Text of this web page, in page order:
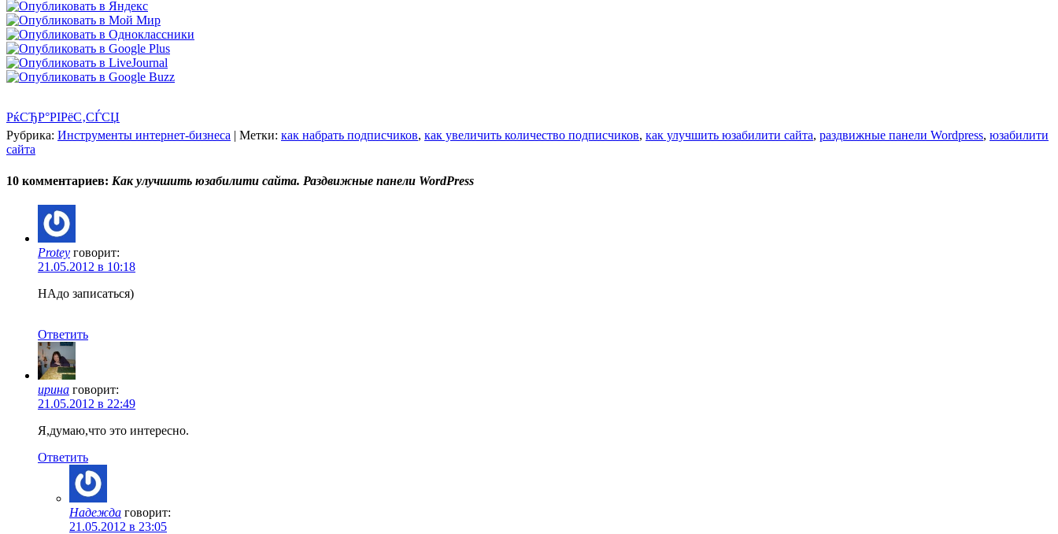
РќСЂР°РІРёС‚СЃСЏ
Рубрика: Инструменты интернет-бизнеса | Метки: как набрать подписчиков, как увеличить количество подписчиков, как улучшить юзабилити сайта, раздвижные панели Wordpress, юзабилити
сайта
10 комментариев: Как улучшить юзабилити сайта. Раздвижные панели WordPress
Protey говорит:
21.05.2012 в 10:18
НАдо записаться)
Ответить
ирина говорит:
21.05.2012 в 22:49
Я,думаю,что это интересно.
Ответить
Надежда говорит:
21.05.2012 в 23:05